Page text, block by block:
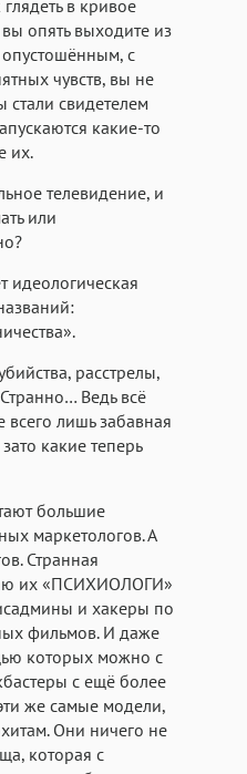
в кривое
опять выходите из
с
чувств, вы не
стали свидетелем
какие-то
их.
телевидение, и
или
идеологическая
расстрелы,
Ведь всё
лишь забавная
какие теперь
большие
маркетологов. А
Странная
их «ПСИХИОЛОГИ»
и хакеры по
фильмов. И даже
которых можно с
с ещё более
же самые модели,
Они ничего не
которая с